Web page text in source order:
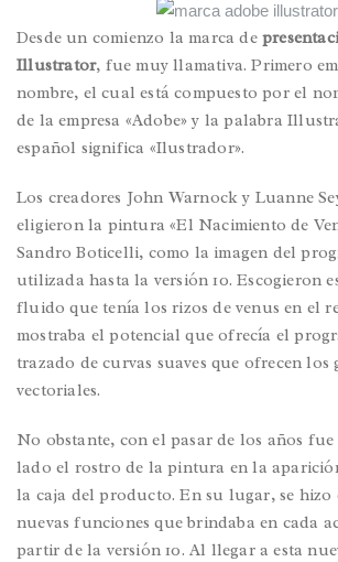
Desde un comienzo la marca de
Illustrator, fue muy llamativa. Primero
nombre, el cual está compuesto por el
de la empresa «Adobe» y la palabra
español significa «Ilustrador».
Los creadores John Warnock y Luanne
eligieron la pintura «El Nacimiento de
Sandro Boticelli, como la imagen del
utilizada hasta la versión 10. Escogieron
fluido que tenía los rizos de venus en el
mostraba el potencial que ofrecía el
trazado de curvas suaves que ofrecen los
vectoriales.
No obstante, con el pasar de los años fue
lado el rostro de la pintura en la
la caja del producto. En su lugar, se hizo
nuevas funciones que brindaba en cada
partir de la versión 10. Al llegar a esta